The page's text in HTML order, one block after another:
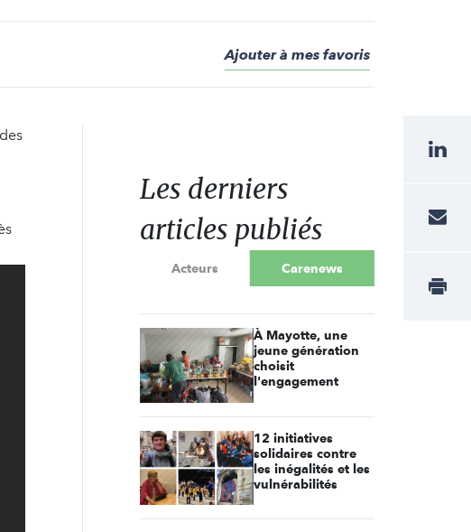
Ajouter à mes favoris
Les derniers
articles publiés
Acteurs Carenews
À Mayotte, une
jeune génération
choisit
l'engagement
12 initiatives
solidaires contre
les inégalités et les
vulnérabilités